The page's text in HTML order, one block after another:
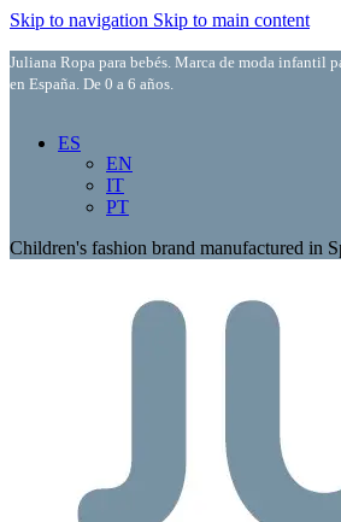
Skip to navigation Skip to main content
Juliana Ropa para bebés. Marca de moda infantil
en España. De 0 a 6 años.
ES
EN
IT
PT
Children's fashion brand manufactured in